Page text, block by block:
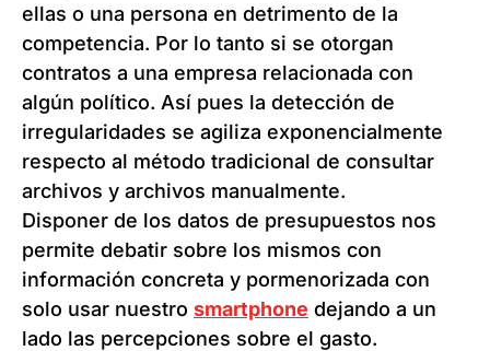
ellas o una persona en detrimento de la
competencia. Por lo tanto si se otorgan
contratos a una empresa relacionada con
algún político. Así pues la detección de
irregularidades se agiliza exponencialmente
respecto al método tradicional de consultar
archivos y archivos manualmente.
Disponer de los datos de presupuestos nos
permite debatir sobre los mismos con
información concreta y pormenorizada con
solo usar nuestro smartphone dejando a un
lado las percepciones sobre el gasto.